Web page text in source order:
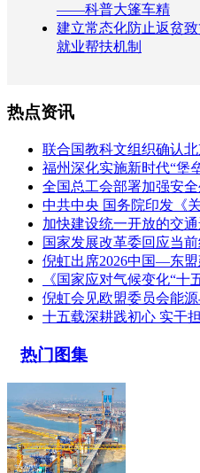
——科普大篷车精
建立常态化防止返贫致
就业帮扶机制
热点资讯
联合国教科文组织确认北
福州深化实施新时代“堡
全国总工会部署加强安
中共中央 国务院印发《
加快建设统一开放的交
国家发展改革委回应当
倪虹出席2026中国—东
《国家应对气候变化“十
倪虹会见欧盟委员会能
十五载深耕践初心 实干
热门图集